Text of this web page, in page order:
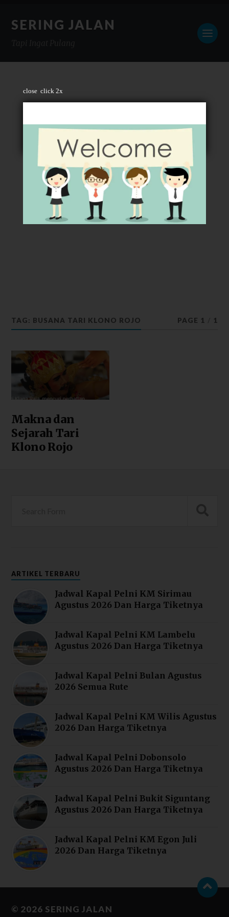
close click 2x
SERING JALAN
TAG: BUSANA TARI KLONO ROJO PAGE 1 1
Makna dan
Sejarah Tari
Klono Rojo
ARTIKEL TERBARU
Jadwal Kapal Pelni KM Sirimau
Agustus 2026 Dan Harga Tiketnya
Jadwal Kapal Pelni KM Lambelu
Agustus 2026 Dan Harga Tiketnya
Jadwal Kapal Pelni Bulan Agustus
2026 Semua Rute
Jadwal Kapal Pelni KM Wilis Agustus
2026 Dan Harga Tiketnya
Jadwal Kapal Pelni Dobonsolo
Agustus 2026 Dan Harga Tiketnya
Jadwal Kapal Pelni Bukit Siguntang
Agustus 2026 Dan Harga Tiketnya
Jadwal Kapal Pelni KM Egon Juli
2026 Dan Harga Tiketnya
© 2026 SERING JALAN